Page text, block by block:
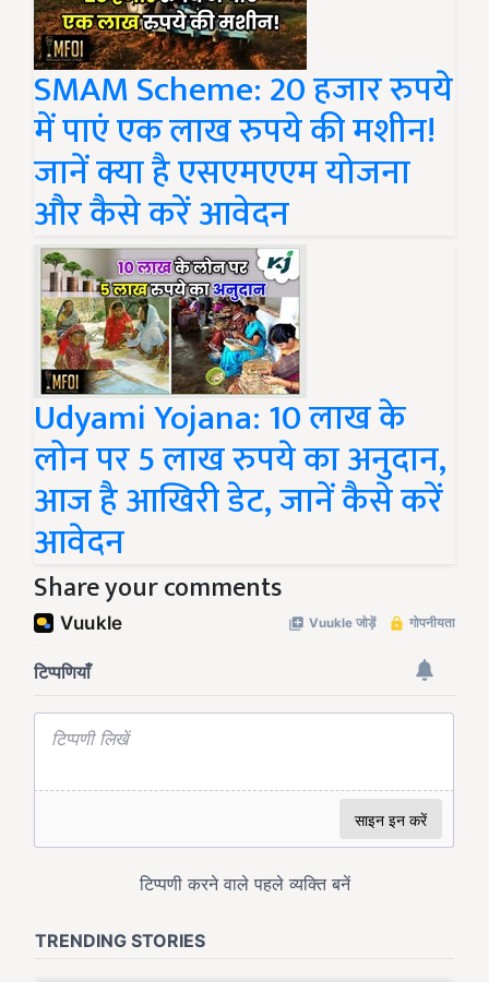
SMAM Scheme: 20 हजार रुपये
में पाएं एक लाख रुपये की मशीन!
जानें क्या है एसएमएएम योजना
और कैसे करें आवेदन
Udyami Yojana: 10 लाख के
लोन पर 5 लाख रुपये का अनुदान,
आज है आखिरी डेट, जानें कैसे करें
आवेदन
Share your comments